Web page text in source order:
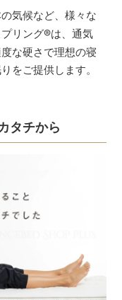
気候など、様々な
リング®は、通気
な硬さで理想の寝
をご提供します。
タチから